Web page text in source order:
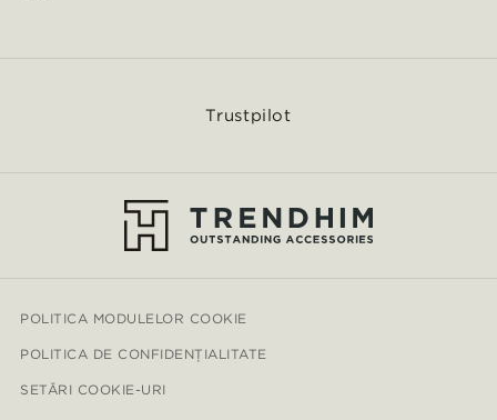
Trustpilot
POLITICA MODULELOR COOKIE
POLITICA DE CONFIDENȚIALITATE
SETĂRI COOKIE-URI